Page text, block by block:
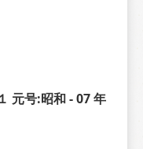
元号:昭和 - 07 年